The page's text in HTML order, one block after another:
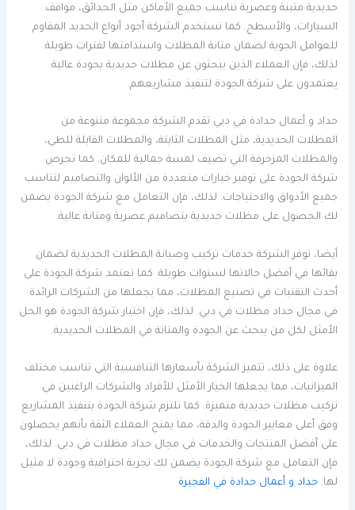
حديدية متينة وعصرية تناسب جميع الأماكن مثل الحدائق، مواقف
السيارات، والأسطح. كما تستخدم الشركة أجود أنواع الحديد المقاوم
للعوامل الجوية لضمان متانة المظلات واستدامتها لفترات طويلة.
لذلك، فإن العملاء الذين يبحثون عن مظلات حديدية بجودة عالية
يعتمدون على شركة الجودة لتنفيذ مشاريعهم.
حداد و أعمال حدادة في دبي تقدم الشركة مجموعة متنوعة من
المظلات الحديدية، مثل المظلات الثابتة، والمظلات القابلة للطي،
والمظلات المزخرفة التي تضيف لمسة جمالية للمكان. كما تحرص
شركة الجودة على توفير خيارات متعددة من الألوان والتصاميم لتناسب
جميع الأذواق والاحتياجات. لذلك، فإن التعامل مع شركة الجودة يضمن
لك الحصول على مظلات حديدية بتصاميم عصرية ومتانة عالية.
أيضا، توفر الشركة خدمات تركيب وصيانة المظلات الحديدية لضمان
بقائها في أفضل حالاتها لسنوات طويلة. كما تعتمد شركة الجودة على
أحدث التقنيات في تصنيع المظلات، مما يجعلها من الشركات الرائدة
في مجال حداد مظلات في دبي. لذلك، فإن اختيار شركة الجودة هو الحل
الأمثل لكل من يبحث عن الجودة والمتانة في المظلات الحديدية.
علاوة على ذلك، تتميز الشركة بأسعارها التنافسية التي تناسب مختلف
الميزانيات، مما يجعلها الخيار الأمثل للأفراد والشركات الراغبين في
تركيب مظلات حديدية متميزة. كما تلتزم شركة الجودة بتنفيذ المشاريع
وفق أعلى معايير الجودة والدقة، مما يمنح العملاء الثقة بأنهم يحصلون
على أفضل المنتجات والخدمات في مجال حداد مظلات في دبي. لذلك،
فإن التعامل مع شركة الجودة يضمن لك تجربة احترافية وجودة لا مثيل
لها.حداد و أعمال حدادة في الفجيرة